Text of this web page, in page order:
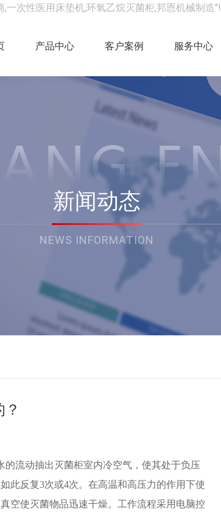
次性医用床垫机,环氧乙烷灭菌柜,邦恩机械制造"!
产品中心 客户案例 服务中心
新闻动态
NEWS INFORMATION
的流动抽出灭菌柜室内冷空气，使其处于负压
此反复3次或4次。在高温和高压力的作用下使
空使灭菌物品迅速干燥。工作流程采用电脑控